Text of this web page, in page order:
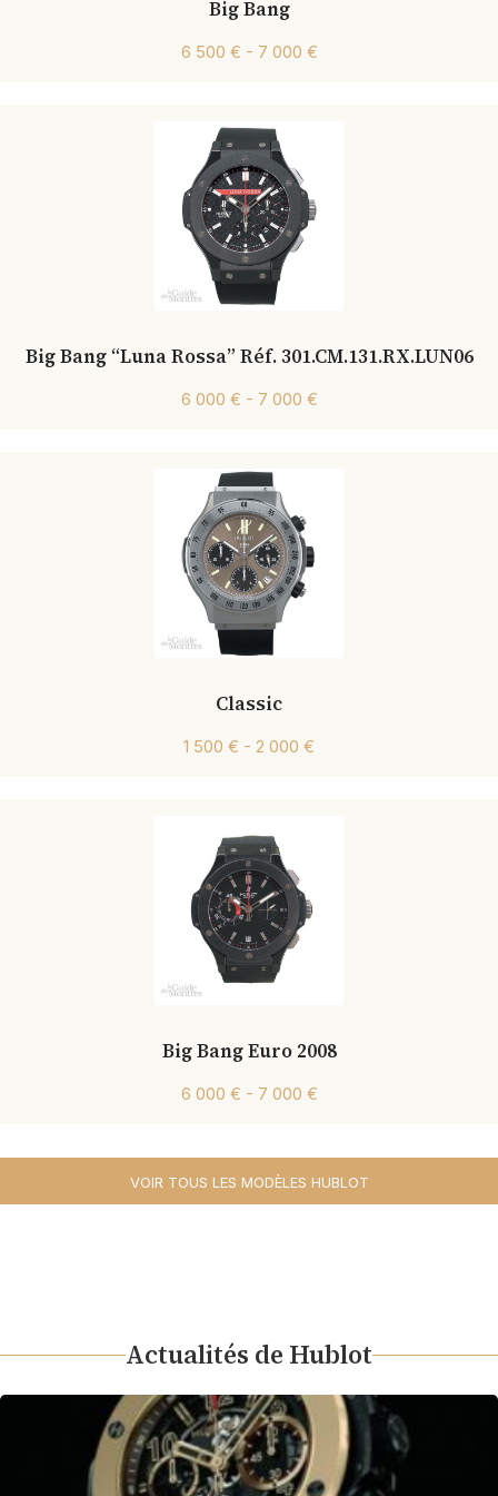
Big Bang
6 500 € - 7 000 €
Big Bang “Luna Rossa” Réf. 301.CM.131.RX.LUN06
6 000 € - 7 000 €
Classic
1 500 € - 2 000 €
Big Bang Euro 2008
6 000 € - 7 000 €
VOIR TOUS LES MODÈLES HUBLOT
Actualités de Hublot